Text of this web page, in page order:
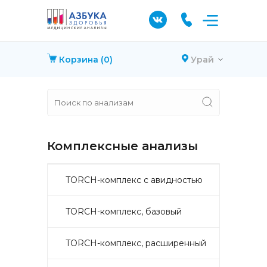
Корзина (0) Урай
Комплексные анализы
TORCH-комплекс с авидностью
TORCH-комплекс, базовый
TORCH-комплекс, расширенный